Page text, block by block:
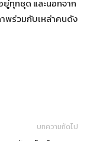
ทุกชุด และนอกจาก
พร่วมกับเหล่าคนดัง
บทความถัดไป